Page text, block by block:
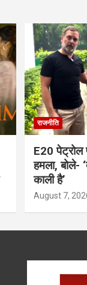
राजनीति
E20 पेट्रोल
हमला, बोले-
काली है’
August 7,